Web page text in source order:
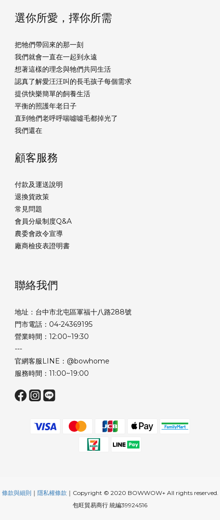
選你所愛，擇你所需
把牠們帶回來的那一刻
我們就會一直在一起到永遠
想著這樣的理念與牠們共同生活
認真了解愛汪汪叫的長毛孩子每個需求
提供快樂簡單的飼養生活
平衡的照護年老日子
直到牠們老呼呼喘噓噓毛都掉光了
我們還在
顧客服務
付款及運送說明
退換貨政策
常見問題
會員分級制度Q&A
農委會政令宣導
廠商檢疫表證明書
聯絡我們
地址：台中市北屯區軍福十八路288號
門市電話：04-24369195
營業時間：12:00~19:30
---
官網客服LINE：@bowhome
服務時間：11:00~19:00
條款與細則 ｜ 隱私權條款 ｜Copyright © 2020 BOWWOW+ All rights reserved.
包旺貿易商行 統編39924516